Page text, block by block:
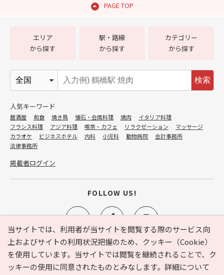
PAGE TOP
当サイトでは、利用者が当サイトを閲覧する際のサービス向
上およびサイトの利用状況把握のため、クッキー（Cookie）
を使用しています。当サイトでは閲覧を継続されることで、ク
ッキーの使用に同意されたものとみなします。詳細について
e-NAVITA（イーナビタ）とは？ お気に入り
ヘルプ
利用規約
個人情報の取り扱いについて 運営会社
エリア
から探す
駅・路線
から探す
カテゴリー
から探す
検索
人気キーワード
居酒屋 和食 焼き鳥 懐石・会席料理 焼肉
イタリア料理
フランス料理
アジア料理 喫茶・カフェ リラクゼーション
マッサージ
カラオケ
ビジネスホテル 内科 小児科 動物病院
会計事務所
法律事務所
掲載者ログイン
FOLLOW US!